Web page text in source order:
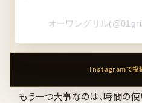
オーワングリル
Instagramで投
もう一つ大事なのは、時間の